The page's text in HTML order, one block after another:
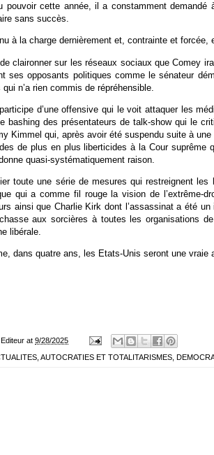
pouvoir cette année, il a constamment
sans succès.
à la charge dernièrement et, contrainte et
claironner sur les réseaux sociaux que Comey
ses opposants politiques comme le sénateur
n’a rien commis de répréhensible.
d’une offensive qui le voit attaquer les
bashing des présentateurs de talk-show qui le
Kimmel qui, après avoir été suspendu suite à
de plus en plus liberticides à la Cour suprême
quasi-systématiquement raison.
toute une série de mesures qui restreignent
qui a comme fil rouge la vision de l’extrême-
ainsi que Charlie Kirk dont l’assassinat a été
aux sorcières à toutes les organisations
libérale.
dans quatre ans, les Etats-Unis seront une vraie
Editeur at 9/28/2025
AUTOCRATIES ET TOTALITARISMES